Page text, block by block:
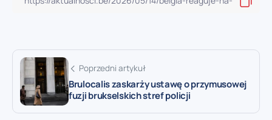
Poprzedni artykuł
Brulocalis zaskarży ustawę o przymusowej
fuzji brukselskich stref policji